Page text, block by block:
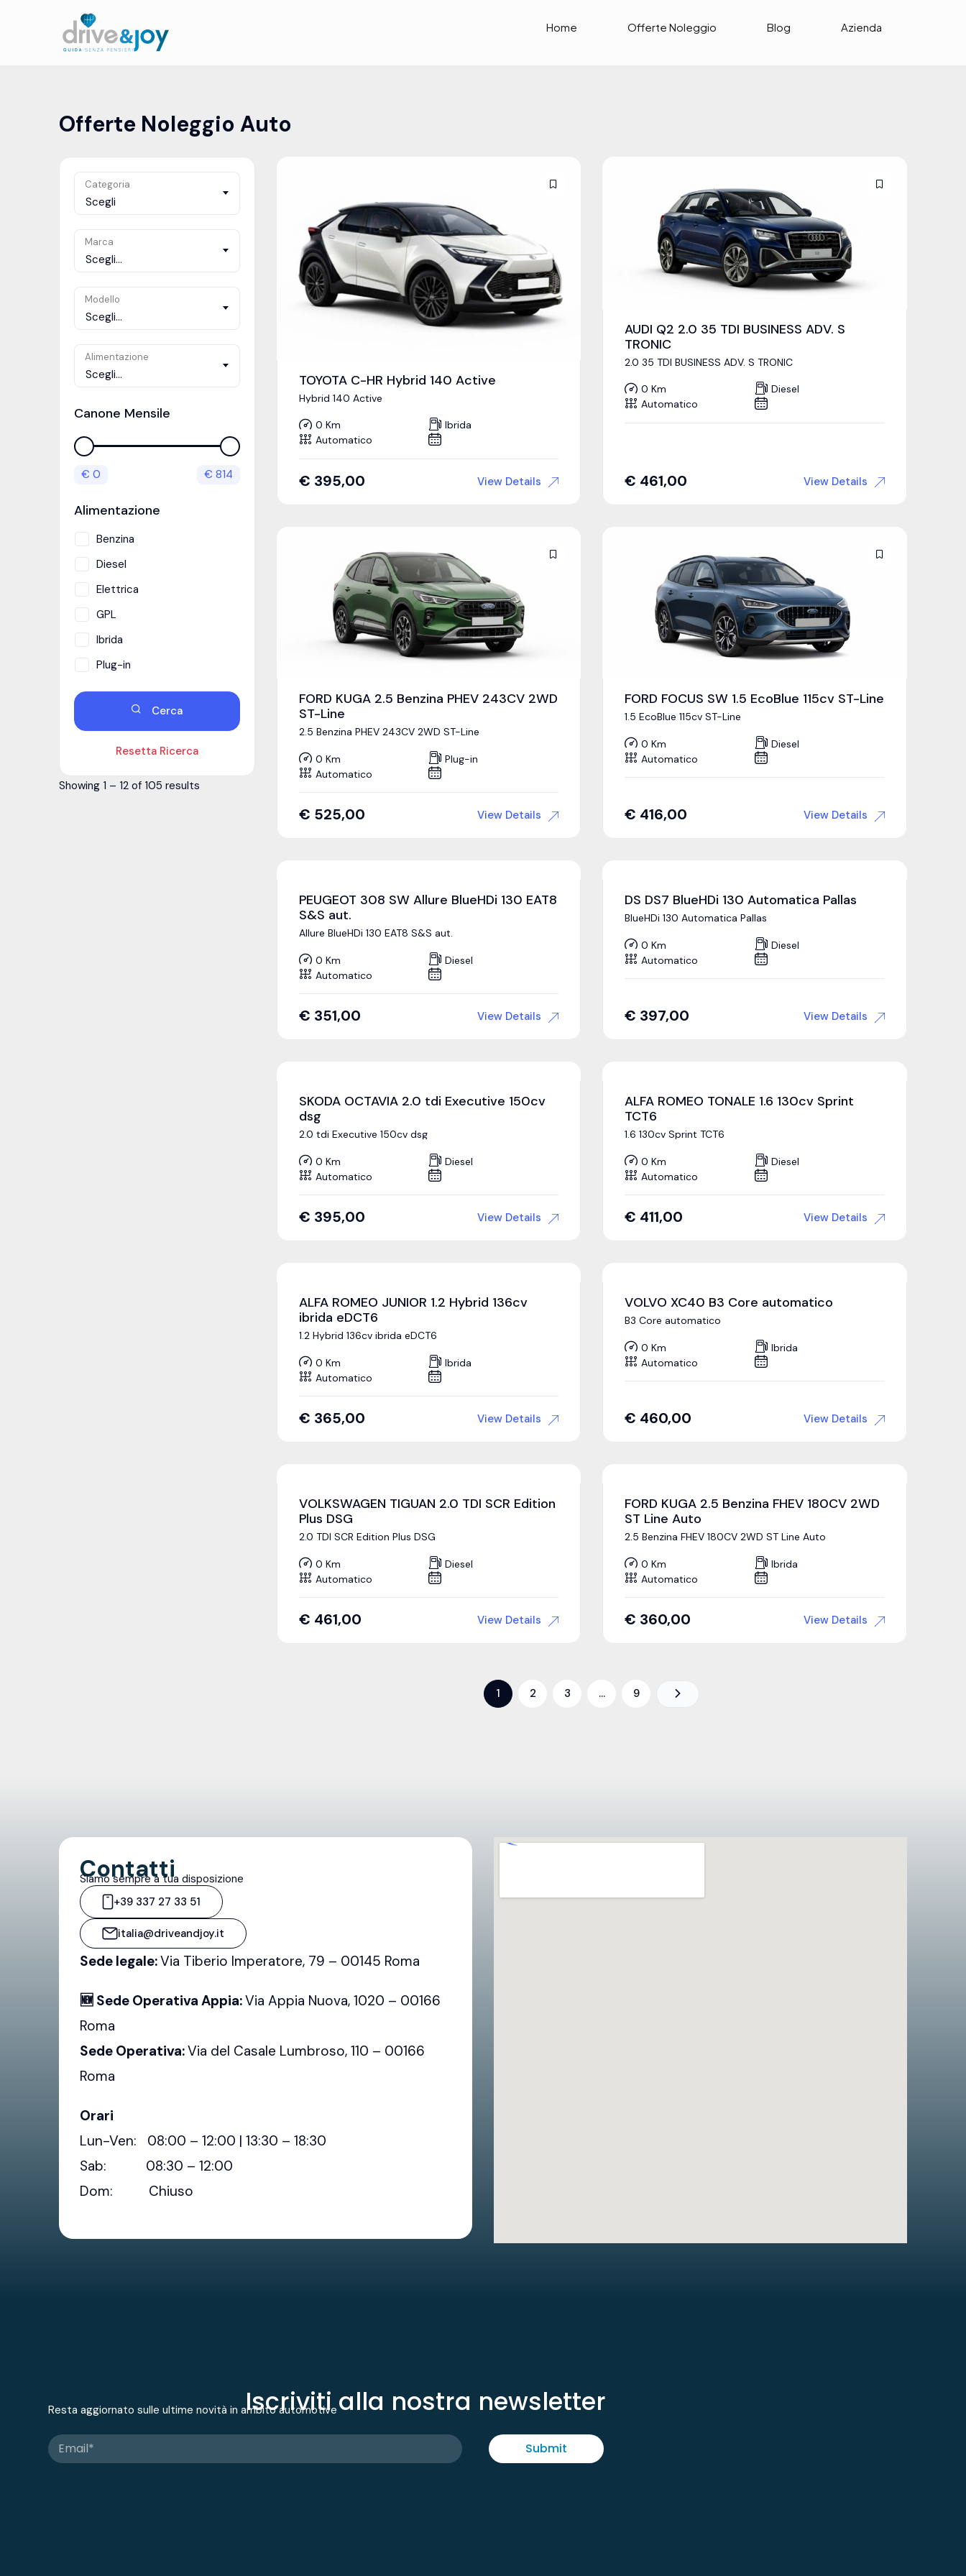
Home Offerte Noleggio Blog Azienda
Offerte Noleggio Auto
Categoria
Scegli
Marca
Scegli...
Modello
Scegli...
Alimentazione
Scegli...
Canone Mensile
€ 0 € 814
Alimentazione
Benzina
Diesel
Elettrica
GPL
Ibrida
Plug-in
Cerca
Resetta Ricerca
Showing 1 – 12 of 105 results
TOYOTA C-HR Hybrid 140 Active
Hybrid 140 Active
0 Km
Ibrida
Automatico
€ 395,00 View Details
AUDI Q2 2.0 35 TDI BUSINESS ADV. S
TRONIC
2.0 35 TDI BUSINESS ADV. S TRONIC
0 Km
Diesel
Automatico
€ 461,00 View Details
FORD KUGA 2.5 Benzina PHEV 243CV 2WD
ST-Line
2.5 Benzina PHEV 243CV 2WD ST-Line
0 Km
Plug-in
Automatico
€ 525,00 View Details
FORD FOCUS SW 1.5 EcoBlue 115cv ST-Line
1.5 EcoBlue 115cv ST-Line
0 Km
Diesel
Automatico
€ 416,00 View Details
PEUGEOT 308 SW Allure BlueHDi 130 EAT8
S&S aut.
Allure BlueHDi 130 EAT8 S&S aut.
0 Km
Diesel
Automatico
€ 351,00 View Details
DS DS7 BlueHDi 130 Automatica Pallas
BlueHDi 130 Automatica Pallas
0 Km
Diesel
Automatico
€ 397,00 View Details
SKODA OCTAVIA 2.0 tdi Executive 150cv
dsg
2.0 tdi Executive 150cv dsg
0 Km
Diesel
Automatico
€ 395,00 View Details
ALFA ROMEO TONALE 1.6 130cv Sprint
TCT6
1.6 130cv Sprint TCT6
0 Km
Diesel
Automatico
€ 411,00 View Details
ALFA ROMEO JUNIOR 1.2 Hybrid 136cv
ibrida eDCT6
1.2 Hybrid 136cv ibrida eDCT6
0 Km
Ibrida
Automatico
€ 365,00 View Details
VOLVO XC40 B3 Core automatico
B3 Core automatico
0 Km
Ibrida
Automatico
€ 460,00 View Details
VOLKSWAGEN TIGUAN 2.0 TDI SCR Edition
Plus DSG
2.0 TDI SCR Edition Plus DSG
0 Km
Diesel
Automatico
€ 461,00 View Details
FORD KUGA 2.5 Benzina FHEV 180CV 2WD
ST Line Auto
2.5 Benzina FHEV 180CV 2WD ST Line Auto
0 Km
Ibrida
Automatico
€ 360,00 View Details
1 2 3 … 9
Contatti
Siamo sempre a tua disposizione
+39 337 27 33 51
italia@driveandjoy.it
Sede legale:Via Tiberio Imperatore, 79 – 00145 Roma
🆕 Sede Operativa Appia:Via Appia Nuova, 1020 – 00166
Roma
Sede Operativa:Via del Casale Lumbroso, 110 – 00166
Roma
Orari
Lun-Ven: 08:00 – 12:00 | 13:30 – 18:30
Sab: 08:30 – 12:00
Dom: Chiuso
Iscriviti alla nostra newsletter
Resta aggiornato sulle ultime novità in ambito automotive
Submit